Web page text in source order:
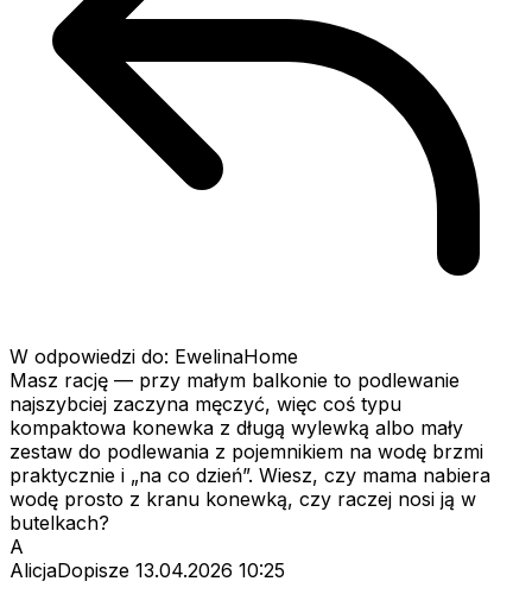
W odpowiedzi do: EwelinaHome
Masz rację — przy małym balkonie to podlewanie
najszybciej zaczyna męczyć, więc coś typu
kompaktowa konewka z długą wylewką albo mały
zestaw do podlewania z pojemnikiem na wodę brzmi
praktycznie i „na co dzień”. Wiesz, czy mama nabiera
wodę prosto z kranu konewką, czy raczej nosi ją w
butelkach?
A
AlicjaDopisze 13.04.2026 10:25